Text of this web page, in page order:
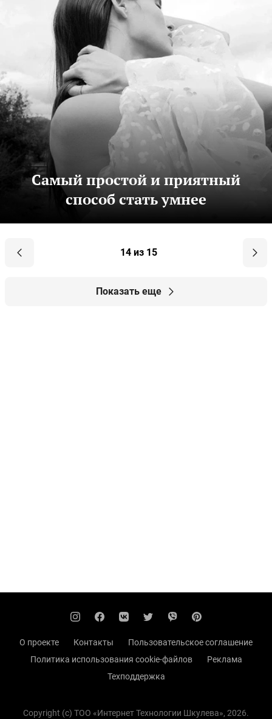
Самый простой и приятный
способ стать умнее
14 из 15
Показать еще
О проекте Контакты
Пользовательское соглашение
Политика использования cookie-файлов
Реклама
Техподдержка
Copyright (с) TOO «Интернет Технологии Шкулева», 2026.